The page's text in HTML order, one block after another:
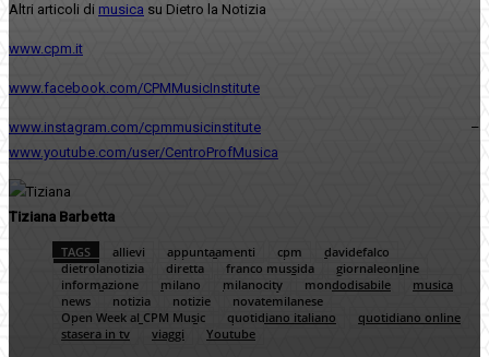
Altri articoli di musica su Dietro la Notizia
www.cpm.it
www.facebook.com/CPMMusicInstitute
www.instagram.com/cpmmusicinstitute –
www.youtube.com/user/CentroProfMusica
Tiziana Barbetta
TAGS allievi appuntaamenti cpm
davidefalco
dietrolanotizia
diretta franco mussida
giornaleonline
informazione
milano milanocity mondodisabile
musica
news
notizia notizie
novatemilanese
Open Week al CPM Music
quotidiano italiano
quotidiano online
stasera in tv
viaggi Youtube